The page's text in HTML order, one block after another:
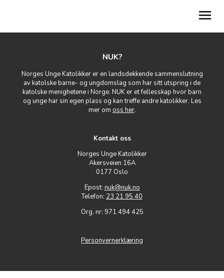
MIN SIDE
FOR LOKALLAG
TILBAKE TIL NUK.NO
NUK?
Norges Unge Katolikker er en landsdekkende sammenslutning
av katolske barne- og ungdomslag som har sitt utspring i de
katolske menighetene i Norge. NUK er et fellesskap hvor barn
og unge har sin egen plass og kan treffe andre katolikker. Les
mer om oss her.
Kontakt oss
Norges Unge Katolikker
Akersveien 16A
0177 Oslo
Epost: nuk@nuk.no
Telefon: 23 21 95 40
Org. nr: 971 494 425
Personvernerklæring